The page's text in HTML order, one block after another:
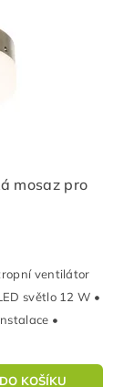
mosaz pro
ventilátor
světlo 12 W •
•